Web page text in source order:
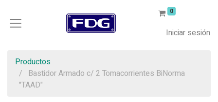
0
Iniciar sesión
Productos
Bastidor Armado c/ 2 Tomacorrientes BiNorma
"TAAD"